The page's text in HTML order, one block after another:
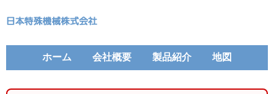
ホーム 会社概要 製品紹介 地図